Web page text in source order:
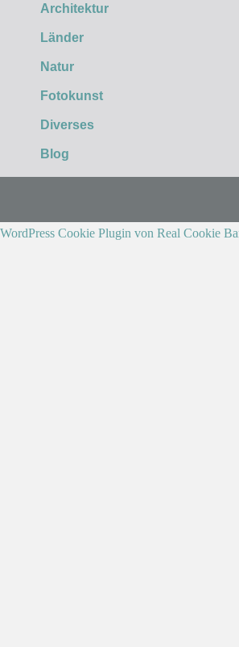
Architektur
Länder
Natur
Fotokunst
Diverses
Blog
WordPress Cookie Plugin von Real Cookie